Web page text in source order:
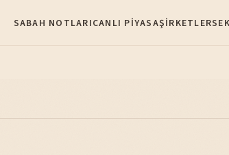
SABAH NOTLARICANLI PIYASAŞIRKETLER